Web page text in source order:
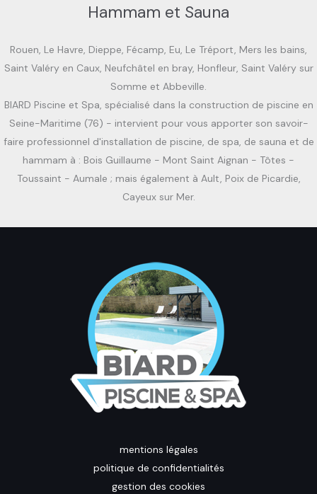
Hammam et Sauna
Rouen, Le Havre, Dieppe, Fécamp, Eu, Le Tréport, Mers les bains,
Saint Valéry en Caux, Neufchâtel en bray, Honfleur, Saint Valéry sur
Somme et Abbeville.
BIARD Piscine et Spa, spécialisé dans la construction de piscine en
Seine-Maritime (76) - intervient pour vous apporter son savoir-
faire professionnel d'installation de piscine, de spa, de sauna et de
hammam à : Bois Guillaume - Mont Saint Aignan - Tôtes -
Toussaint - Aumale ; mais également à Ault, Poix de Picardie,
Cayeux sur Mer.
mentions légales
politique de confidentialités
gestion des cookies